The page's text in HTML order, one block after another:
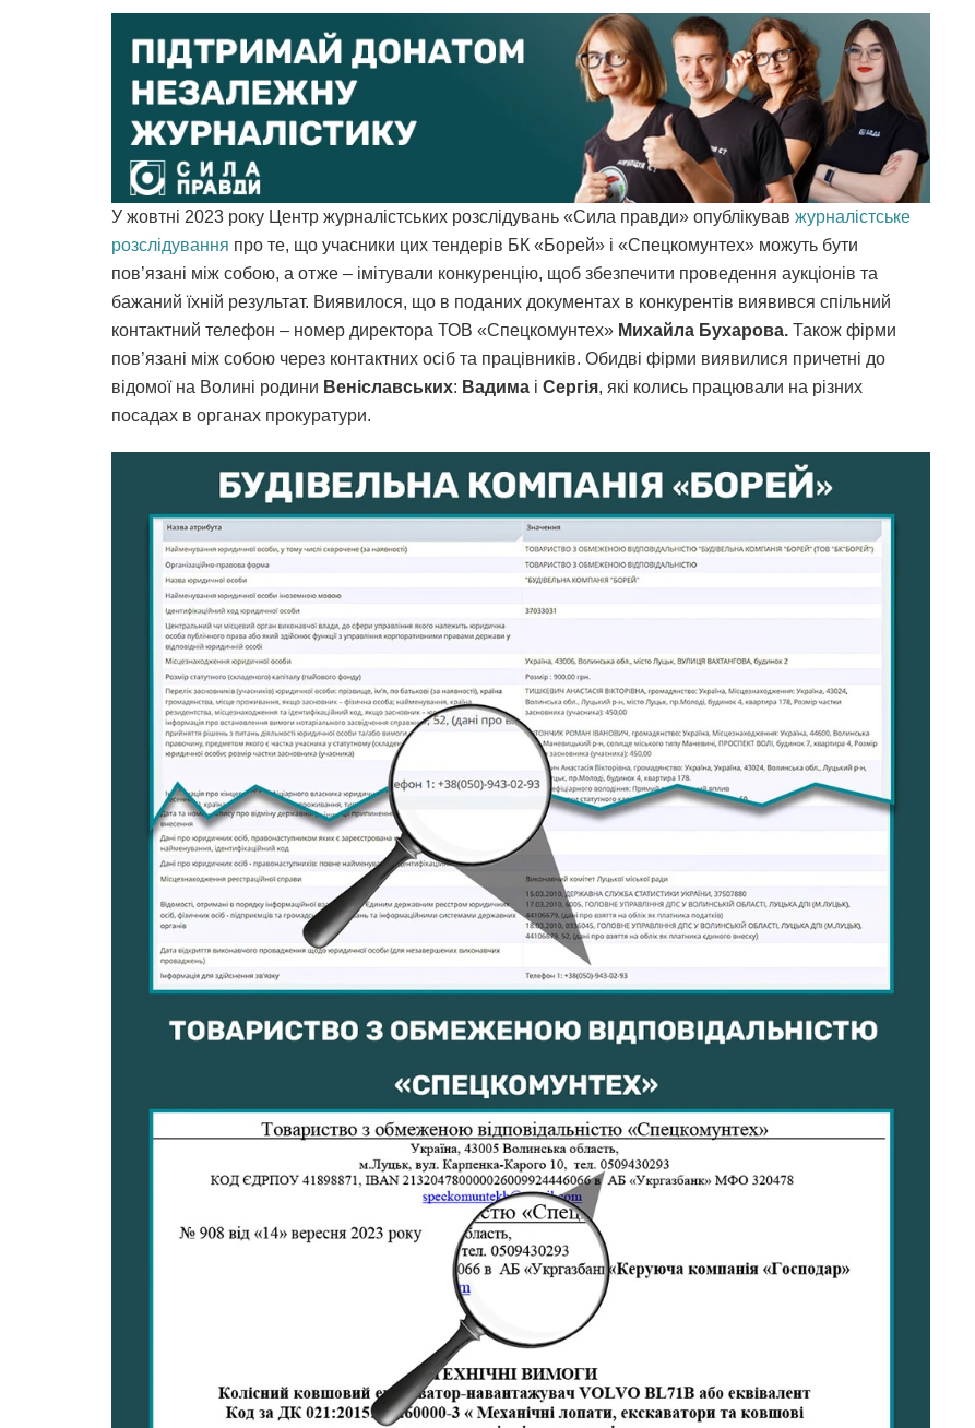
У жовтні 2023 року Центр журналістських розслідувань «Сила правди» опублікував журналістське
розслідування про те, що учасники цих тендерів БК «Борей» і «Спецкомунтех» можуть бути
пов’язані між собою, а отже – імітували конкуренцію, щоб збезпечити проведення аукціонів та
бажаний їхній результат. Виявилося, що в поданих документах в конкурентів виявився спільний
контактний телефон – номер директора ТОВ «Спецкомунтех» Михайла Бухарова. Також фірми
пов’язані між собою через контактних осіб та працівників. Обидві фірми виявилися причетні до
відомої на Волині родини Веніславських: Вадима і Сергія, які колись працювали на різних
посадах в органах прокуратури.